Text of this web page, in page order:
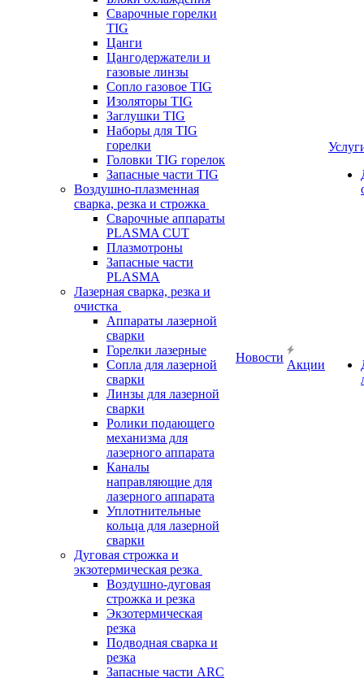
Сварочные горелки
TIG
Цанги
Цангодержатели и
газовые линзы
Сопло газовое TIG
Изоляторы TIG
Заглушки TIG
Наборы для TIG
горелки
Головки TIG горелок
Запасные части TIG
Воздушно-плазменная
сварка, резка и строжка
Сварочные аппараты
PLASMA CUT
Плазмотроны
Запасные части
PLASMA
Лазерная сварка, резка и
очистка
Аппараты лазерной
сварки
Горелки лазерные
Сопла для лазерной
сварки
Линзы для лазерной
сварки
Ролики подающего
механизма для
лазерного аппарата
Каналы
направляющие для
лазерного аппарата
Уплотнительные
кольца для лазерной
сварки
Дуговая строжка и
экзотермическая резка
Воздушно-дуговая
строжка и резка
Экзотермическая
резка
Подводная сварка и
резка
Запасные части ARC
Новости
Акции